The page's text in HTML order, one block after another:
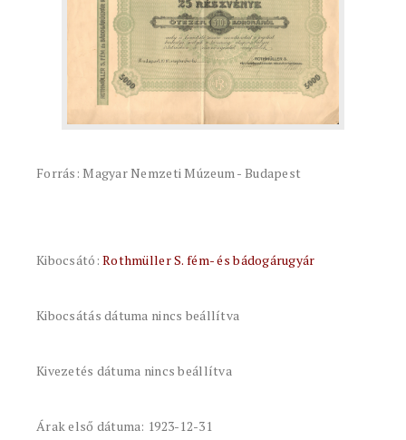
Forrás: Magyar Nemzeti Múzeum - Budapest
Kibocsátó:Rothmüller S. fém- és bádogárugyár
Kibocsátás dátuma nincs beállítva
Kivezetés dátuma nincs beállítva
Árak első dátuma: 1923-12-31